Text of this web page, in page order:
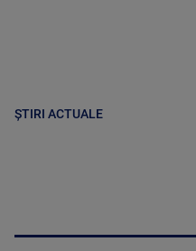
ȘTIRI ACTUALE